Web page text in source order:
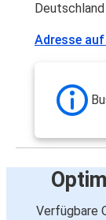
Deutschland
Adresse
Verfügbare